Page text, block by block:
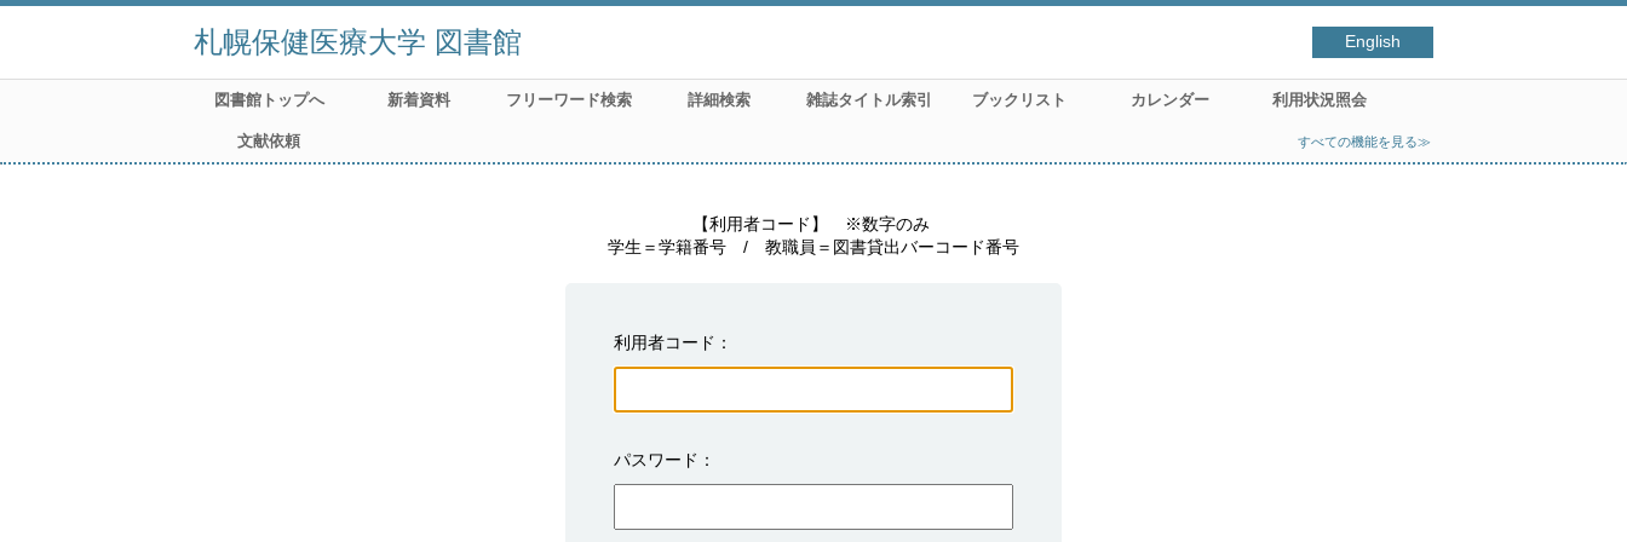
札幌保健医療大学 図書館 English
図書館トップへ 新着資料 フリーワード検索 詳細検索 雑誌タイトル索引 ブックリスト カレンダー 利用状況照会
文献依頼 すべての機能を見る≫
【利用者コード】　※数字のみ
学生＝学籍番号　/　教職員＝図書貸出バーコード番号
利用者コード
パスワード